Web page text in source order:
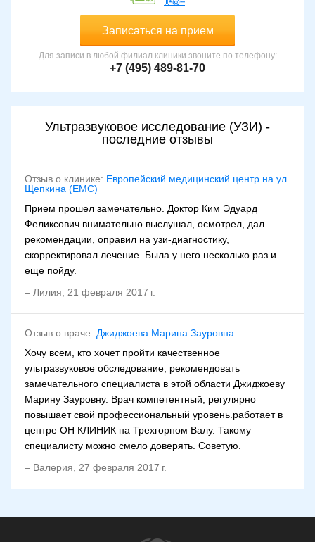
Записаться на прием
Для записи в любой филиал клиники звоните по телефону:
+7 (495) 489-81-70
Ультразвуковое исследование (УЗИ) -
последние отзывы
Отзыв о клинике: Европейский медицинский центр на ул.
Щепкина (ЕМС)
Прием прошел замечательно. Доктор Ким Эдуард
Феликсович внимательно выслушал, осмотрел, дал
рекомендации, оправил на узи-диагностику,
скорректировал лечение. Была у него несколько раз и
еще пойду.
– Лилия, 21 февраля 2017 г.
Отзыв о враче: Джиджоева Марина Зауровна
Хочу всем, кто хочет пройти качественное
ультразвуковое обследование, рекомендовать
замечательного специалиста в этой области Джиджоеву
Марину Зауровну. Врач компетентный, регулярно
повышает свой профессиональный уровень.работает в
центре ОН КЛИНИК на Трехгорном Валу. Такому
специалисту можно смело доверять. Советую.
– Валерия, 27 февраля 2017 г.